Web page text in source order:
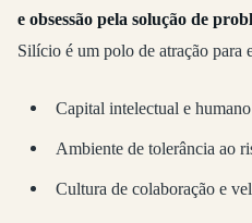
e obsessão pela solução de
Silício é um polo de atração para
Capital intelectual e
Ambiente de tolerância ao
Cultura de colaboração e